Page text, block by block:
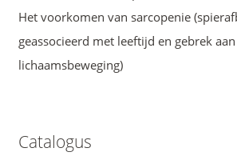
Het voorkomen van sarcopenie
geassocieerd met leeftijd en gebrek aan
lichaamsbeweging)
Catalogus